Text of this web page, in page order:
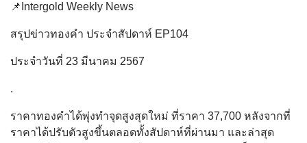
📌Intergold Weekly News
สรุปข่าวทองคำ ประจำสัปดาห์ EP104
ประจำวันที่ 23 มีนาคม 2567
.
ราคาทองคำได้พุ่งทำจุดสูงสุดใหม่ ที่ราคา 37,700 หลังจากที่
ราคาได้ปรับตัวสูงขึ้นตลอดทั้งสัปดาห์ที่ผ่านมา และล่าสุด